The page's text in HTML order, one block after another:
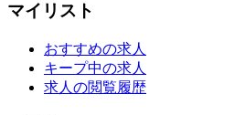
マイリスト
おすすめの求人
キープ中の求人
求人の閲覧履歴